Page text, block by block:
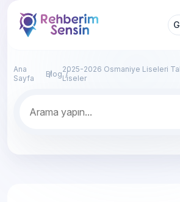
Ana
Sayfa
Blog2025-2026 Osmaniye Liseleri
Liseler